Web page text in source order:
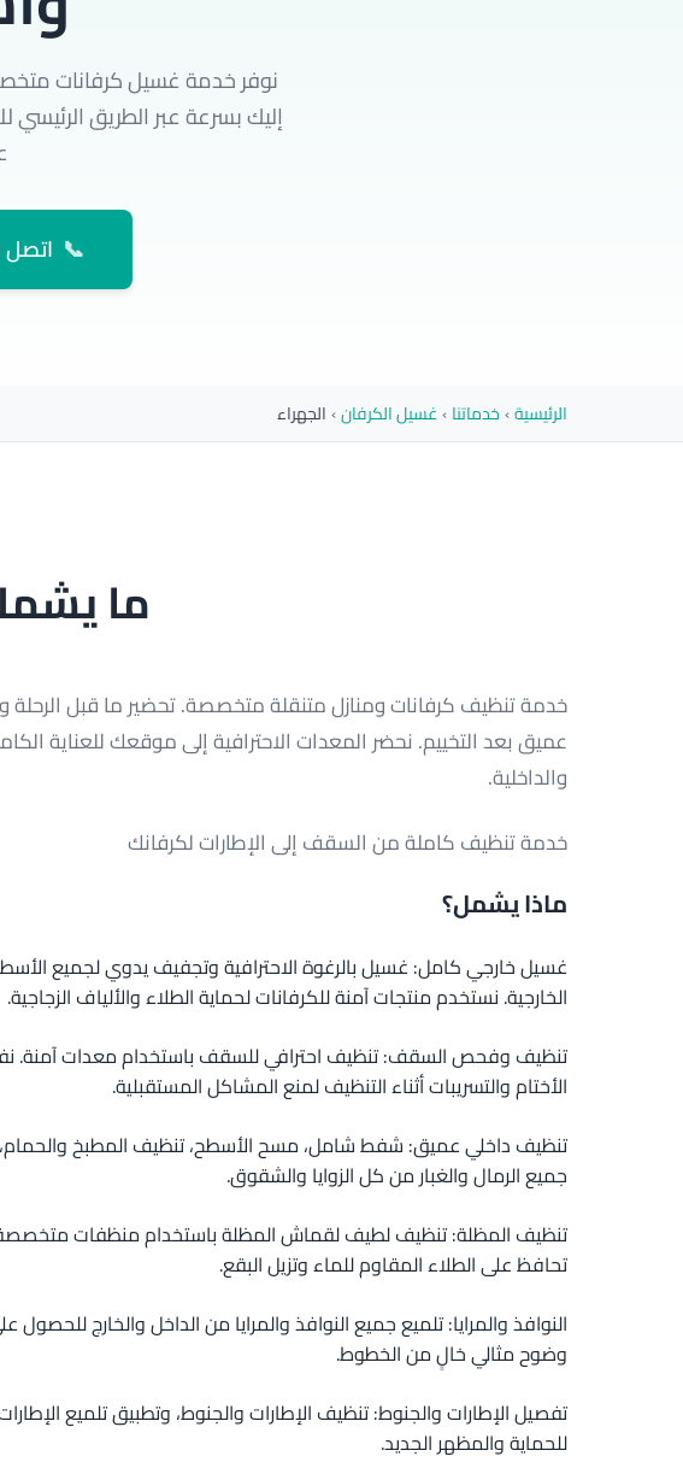
نوفر خدمة غسيل كرفانات
📞 اتصل
الرئيسية›خدماتنا›غسيل الكرفان›الجهراء
ما
خدمة تنظيف كرفانات ومنازل متنقلة متخصصة. تحضير ما قبل الرحلة
عميق بعد التخييم. نحضر المعدات الاحترافية إلى موقعك للعناية
والداخلية.
خدمة تنظيف كاملة من السقف إلى الإطارات لكرفانك
ماذا يشمل؟
غسيل خارجي كامل: غسيل بالرغوة الاحترافية وتجفيف يدوي لجميع
الخارجية. نستخدم منتجات آمنة للكرفانات لحماية الطلاء والألياف الزجاجية.
تنظيف وفحص السقف: تنظيف احترافي للسقف باستخدام معدات آمنة.
الأختام والتسريبات أثناء التنظيف لمنع المشاكل المستقبلية.
تنظيف داخلي عميق: شفط شامل، مسح الأسطح، تنظيف المطبخ والحمام،
جميع الرمال والغبار من كل الزوايا والشقوق.
تنظيف المظلة: تنظيف لطيف لقماش المظلة باستخدام منظفات
تحافظ على الطلاء المقاوم للماء وتزيل البقع.
النوافذ والمرايا: تلميع جميع النوافذ والمرايا من الداخل والخارج للحصول
وضوح مثالي خالٍ من الخطوط.
تفصيل الإطارات والجنوط: تنظيف الإطارات والجنوط، وتطبيق تلميع
للحماية والمظهر الجديد.